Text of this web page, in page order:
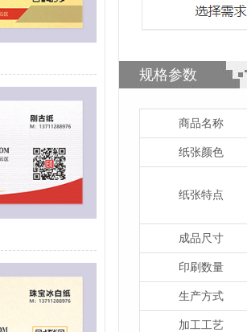
规格参数
商品名称
纸张颜色
纸张特点
成品尺寸
印刷数量
生产方式
加工工艺